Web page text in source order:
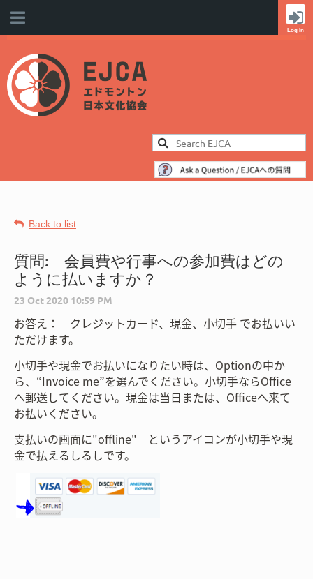
Back to list
質問: 会員費や行事への参加費はどの
ように払いますか？
お答え： クレジットカード、現金、小切手 でお払いい
ただけます。
小切手や現金でお払いになりたい時は、 Optionの中か
ら、“Invoice me”を選んでください。小切手ならOffice
へ郵送してください。現金は当日または、Officeへ来て
お払いください。
支払いの画面に"offline" というアイコンが小切手や現
金で払えるしるしです。